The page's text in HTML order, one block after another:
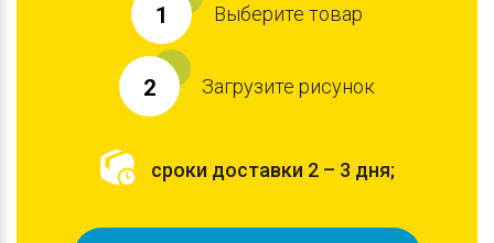
1 Выберите товар
2 Загрузите рисунок
сроки доставки 2 – 3 дня;